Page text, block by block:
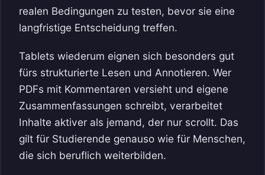
realen Bedingungen zu testen, bevor sie eine
langfristige Entscheidung treffen.
Tablets wiederum eignen sich besonders gut
fürs strukturierte Lesen und Annotieren. Wer
PDFs mit Kommentaren versieht und eigene
Zusammenfassungen schreibt, verarbeitet
Inhalte aktiver als jemand, der nur scrollt. Das
gilt für Studierende genauso wie für Menschen,
die sich beruflich weiterbilden.